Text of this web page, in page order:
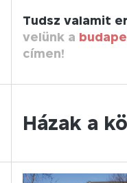
Tudsz valamit
velünk a
címen!
Házak a